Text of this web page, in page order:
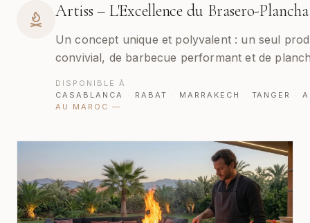
Artiss – L'Excellence du Brasero-Plancha
Un concept unique et polyvalent : un seul
convivial, de barbecue performant et de
DISPONIBLE À
CASABLANCA
· RABAT · MARRAKECH · TANGER ·
AU MAROC —